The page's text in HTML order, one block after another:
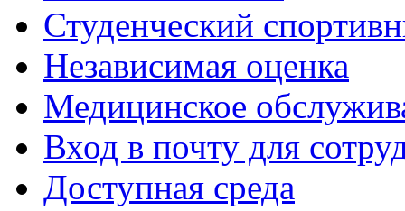
Студенческий
Независимая оценка
Медицинское
Вход в почту для
Доступная среда